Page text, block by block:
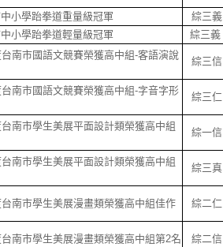
小學跆拳道重量級冠軍 綜三義
小學跆拳道輕量級冠軍 綜三義
南市國語文競賽榮獲高中組-客語演說
綜三信
南市國語文競賽榮獲高中組-字音字形
綜三仁
南市學生美展平面設計類榮獲高中組
綜一信
南市學生美展平面設計類榮獲高中組
綜三真
南市學生美展漫畫類榮獲高中組佳作 綜二仁
南市學生美展漫畫類榮獲高中組第2名 綜二信